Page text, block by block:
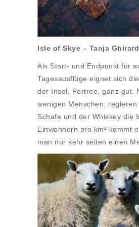
Isle of Skye – Tanja
Als Start- und Endpunkt für
Tagesausflüge eignet sich
der Insel, Portree, ganz gut.
wenigen Menschen, regieren
Schafe und der Whiskey die
Einwohnern pro km² kommt
man nur sehr selten einen